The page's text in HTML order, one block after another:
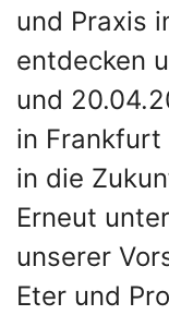
und Praxis
entdecken
und
in
in die
Erneut
unserer
Eter und